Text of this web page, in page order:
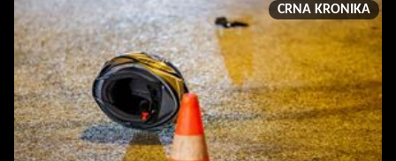
CRNA KRONIKA